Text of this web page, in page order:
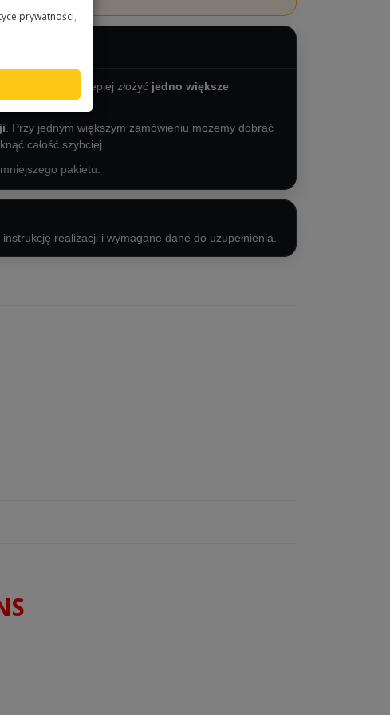
czasie, zwykle lepiej złożyć jedno większe
. Przy jednym większym zamówieniu możemy dobrać
całość szybciej.
pakietu.
realizacji i wymagane dane do uzupełnienia.
prywatności,